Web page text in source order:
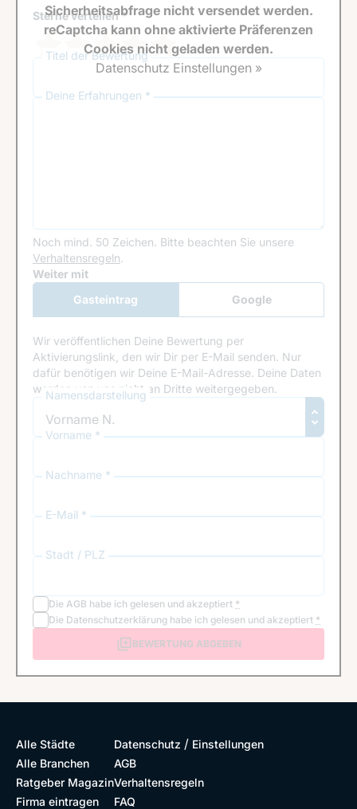
Sterne verteilen *
Titel der Bewertung
Deine Erfahrungen *
Noch mind. 50 Zeichen. Bitte beachten Sie unsere
Verhaltensregeln.
Google Recaptcha
Weiter mit
Gasteintrag
Google
Anmeldung
Wir veröffentlichen Deine Bewertung per
Aktivierungslink, den wir Dir per E-Mail senden. Nur
dafür benötigen wir Deine E-Mail-Adresse. Deine Daten
werden von uns nicht an Dritte weitergegeben.
Namensdarstellung
Vorname *
Nachname *
E-Mail *
Stadt / PLZ
Die AGB habe ich gelesen und akzeptiert *
Die Datenschutzerklärung habe ich gelesen und akzeptiert *
BEWERTUNG ABGEBEN
Sicherheitsabfrage nicht versendet werden.
reCaptcha kann ohne aktivierte Präferenzen
Cookies nicht geladen werden.
Datenschutz Einstellungen »
Alle Städte
Alle Branchen
Ratgeber Magazin
Firma eintragen
Datenschutz / Einstellungen
AGB
Verhaltensregeln
FAQ